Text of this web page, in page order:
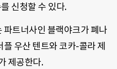
신청할 수 있다.
트너사인 블랙야크가 폐나
우산 텐트와 코카-콜라 제
제공한다.